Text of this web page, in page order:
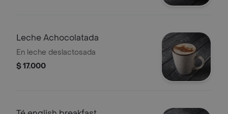
Leche Achocolatada
En leche deslactosada
$ 17.000